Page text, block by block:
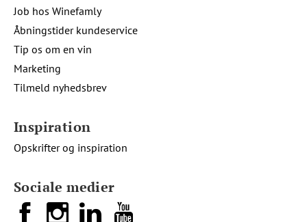
Sociale medier
Job hos Winefamly
Åbningstider kundeservice
Tip os om en vin
Marketing
Tilmeld nyhedsbrev
Inspiration
Opskrifter og inspiration